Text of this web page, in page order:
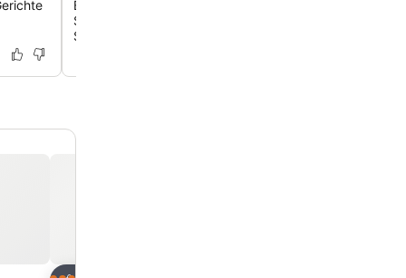
Beschäftige jüngere Gäste mit täglichen Aktivitäten,
Shows im MyMo Kids Club, der Kindern von 3 bis 11
Spaß garantiert.